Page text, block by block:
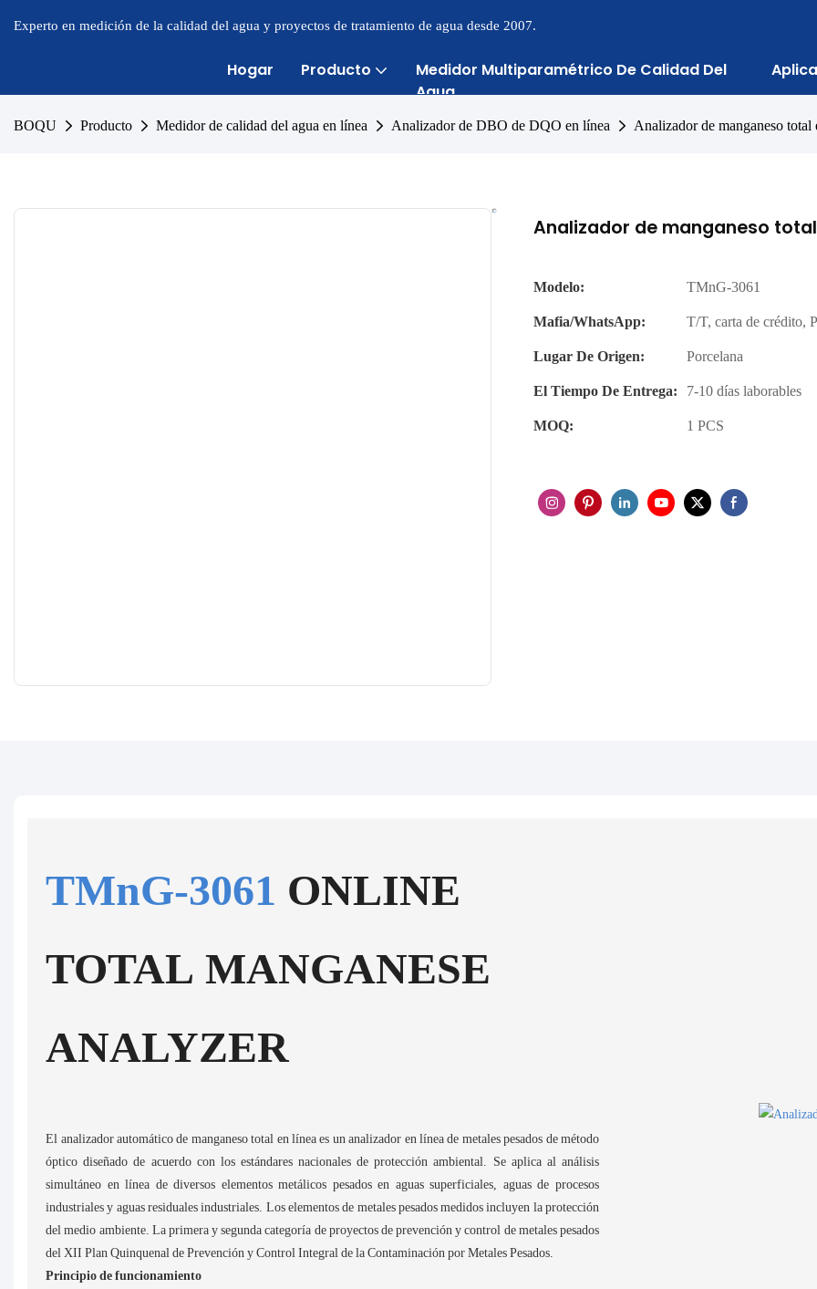
Experto en medición de la calidad del agua y proyectos de tratamiento de agua desde 2007.
Hogar Producto
Medidor Multiparamétrico De Calidad Del
Agua
BOQU Producto Medidor de calidad del agua en línea Analizador de DBO de DQO en línea Analizador de manganeso
Analizador de manganeso
Modelo:
TMnG-3061
Mafia/WhatsApp:
T/T, carta de crédito,
Lugar De Origen:
Porcelana
El Tiempo De Entrega:
7-10 días laborables
MOQ:
1 PCS
TMnG-3061 ONLINE
TOTAL MANGANESE
ANALYZER
El analizador automático de manganeso total en línea es un analizador en línea de metales pesados ​​de método
óptico diseñado de acuerdo con los estándares nacionales de protección ambiental. Se aplica al análisis
simultáneo en línea de diversos elementos metálicos pesados ​​en aguas superficiales, aguas de procesos
industriales y aguas residuales industriales. Los elementos de metales pesados ​​medidos incluyen la protección
del medio ambiente. La primera y segunda categoría de proyectos de prevención y control de metales pesados
​​del XII Plan Quinquenal de Prevención y Control Integral de la Contaminación por Metales Pesados.
Principio de funcionamiento